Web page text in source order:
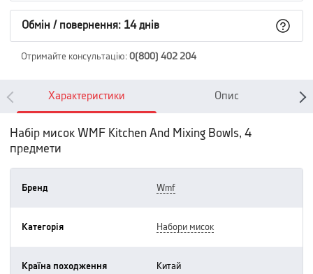
Обмін / повернення: 14 днів
Отримайте консультацію: 0(800) 402 204
Характеристики Опис
Набір мисок WMF Kitchen And Mixing Bowls, 4
предмети
Бренд wmf
Категорія набори мисок
Країна походження китай